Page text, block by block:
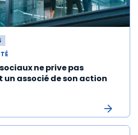
ne prive pas
un associé de son action